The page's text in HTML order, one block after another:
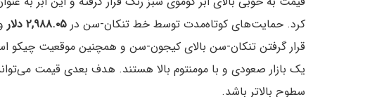
کرد. حمایت‌های کوتاه‌مدت توسط خط تنکان-سن در ۲,۹۸۸.۰۵ دلار
قرار گرفتن تنکان-سن بالای کیجون-سن و همچنین موقعیت چیکو
یک بازار صعودی و با مومنتوم بالا هستند. هدف بعدی قیمت
سطوح بالاتر باشد.